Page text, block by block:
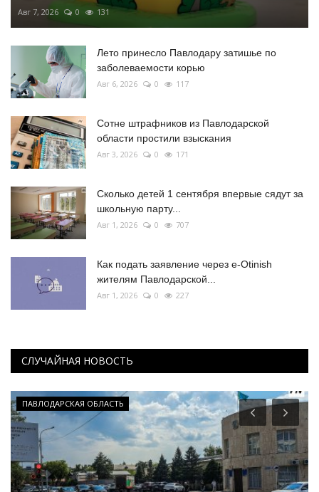
Авг 7, 2026 0 131
Лето принесло Павлодару затишье по
заболеваемости корью
Авг 6, 2026 0 117
Сотне штрафников из Павлодарской
области простили взыскания
Авг 3, 2026 0 171
Сколько детей 1 сентября впервые сядут за
школьную парту...
Авг 1, 2026 0 707
Как подать заявление через e-Otinish
жителям Павлодарской...
Авг 1, 2026 0 227
СЛУЧАЙНАЯ НОВОСТЬ
ПАВЛОДАРСКАЯ ОБЛАСТЬ